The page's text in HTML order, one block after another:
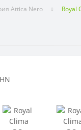
Attica Nero Royal